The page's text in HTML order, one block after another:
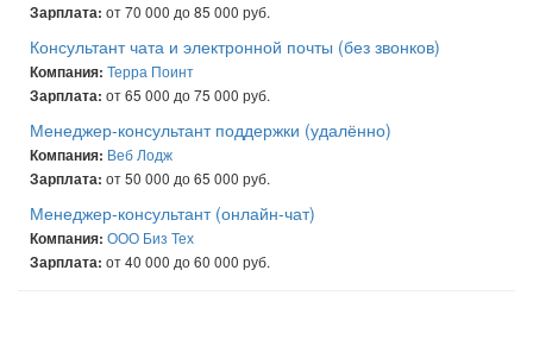
Зарплата: от 70 000 до 85 000 руб.
Консультант чата и электронной почты (без звонков)
Компания: Терра Поинт
Зарплата: от 65 000 до 75 000 руб.
Менеджер-консультант поддержки (удалённо)
Компания: Веб Лодж
Зарплата: от 50 000 до 65 000 руб.
Менеджер-консультант (онлайн-чат)
Компания: ООО Биз Тех
Зарплата: от 40 000 до 60 000 руб.